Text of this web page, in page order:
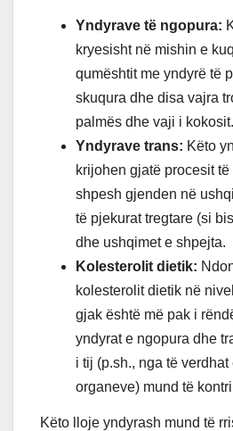
Yndyrave të ngopura:
kryesisht në mishin e
qumështit me yndyrë të
skuqura dhe disa vajra
palmës dhe vaji i kokosit.
Yndyrave trans: Këto
krijohen gjatë procesit
shpesh gjenden në
të pjekurat tregtare (si
dhe ushqimet e shpejta.
Kolesterolit dietik:
kolesterolit dietik në
gjak është më pak i
yndyrat e ngopura dhe
i tij (p.sh., nga të
organeve) mund të
Këto lloje yndyrash mund të